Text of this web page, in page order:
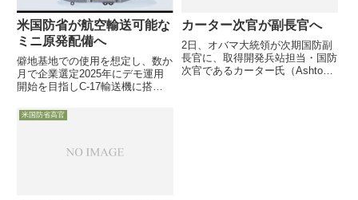
米国防省が航空輸送可能な
ミニ原発配備へ
僻地基地での使用を想定し、数か
月で企業選定2025年にデモ運用
開始を目指しC-17輸送機に搭載
1960-70年代の失敗を教訓に敵攻
（SCO：Stra...
カーター次官が副長官へ
2日、オバマ大統領が次期国防副
長官に、取得開発兵站担当・国防
次官であるカーター氏（Ashton
米国防省高官